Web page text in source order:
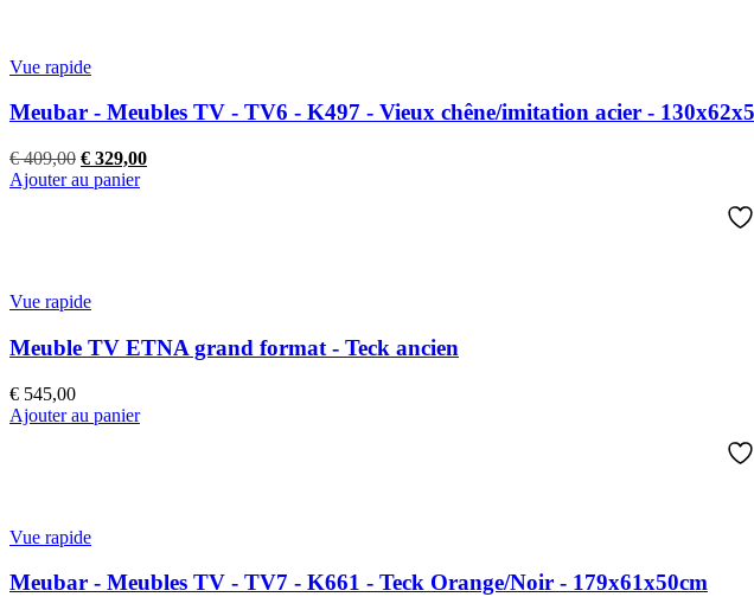
Vue rapide
Meubar - Meubles TV - TV6 - K497 - Vieux chêne/imitation acier -
€409,00 Le
prix
€ 329,00Le
Ajouter au panier
Vue rapide
Meuble TV ETNA grand format - Teck ancien
€ 545,00
Ajouter au panier
Vue rapide
Meubar - Meubles TV - TV7 - K661 - Teck Orange/Noir - 179x61x50cm